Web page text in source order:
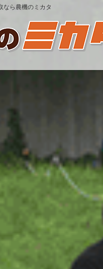
なら農機のミカタ